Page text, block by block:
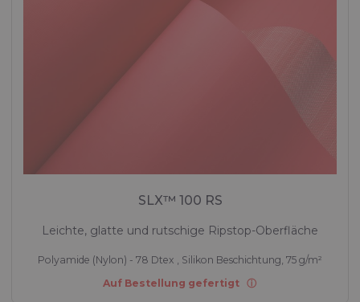
SLX™ 100 RS
Leichte, glatte und rutschige Ripstop-Oberfläche
Polyamide (Nylon) - 78 Dtex , Silikon Beschichtung, 75 g/m²
Auf Bestellung gefertigt